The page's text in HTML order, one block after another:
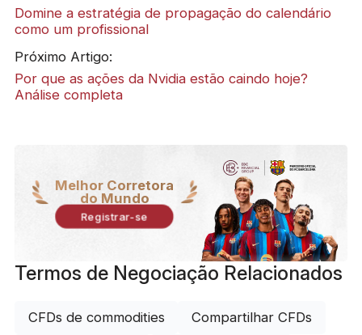
Domine a estratégia de propagação do calendário
como um profissional
Próximo Artigo:
Por que as ações da Nvidia estão caindo hoje?
Análise completa
Melhor Corretora
do Mundo
Registrar-se
Termos de Negociação Relacionados
CFDs de commodities Compartilhar CFDs